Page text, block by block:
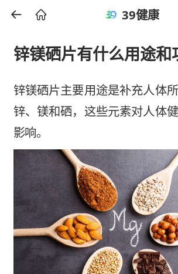
39健康
锌镁硒片有什么用途和
锌镁硒片主要用途是补充人体
锌、镁和硒，这些元素对人体
影响。